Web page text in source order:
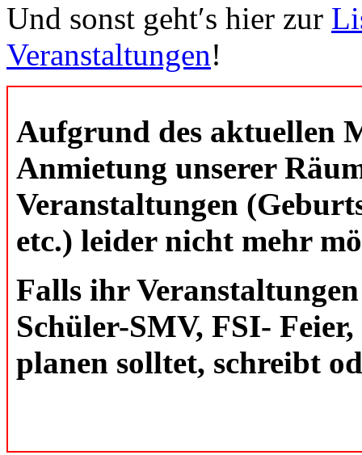
Und sonst geht′s hier zur
Veranstaltungen!
Aufgrund des aktuellen
Anmietung unserer
Veranstaltungen
etc.) leider nicht mehr
Falls ihr
Schüler-SMV, FSI-
planen solltet, schreibt